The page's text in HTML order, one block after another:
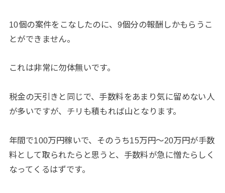
10個の案件をこなしたのに、9個分の報酬しかもらうこ
とができません。
これは非常に勿体無いです。
税金の天引きと同じで、手数料をあまり気に留めない人
が多いですが、チリも積もれば山となります。
年間で100万円稼いで、そのうち15万円〜20万円が手数
料として取られたらと思うと、手数料が急に憎たらしく
なってくるはずです。